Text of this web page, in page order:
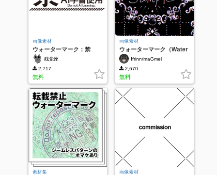
画像素材
ウォーターマーク：禁
残党座
2,717
無料
画像素材
ウォーターマーク（Water
mark）Ifrinn/maGmel
2,670
無料
素材集 画像素材